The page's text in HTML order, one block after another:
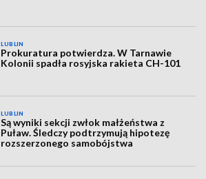
LUBLIN
Prokuratura potwierdza. W Tarnawie
Kolonii spadła rosyjska rakieta CH-101
LUBLIN
Są wyniki sekcji zwłok małżeństwa z
Puław. Śledczy podtrzymują hipotezę
rozszerzonego samobójstwa